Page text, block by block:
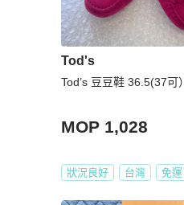
Tod's
Tod’s 豆豆鞋 36.5(37可）
MOP 1,028
狀況良好 台灣 免運